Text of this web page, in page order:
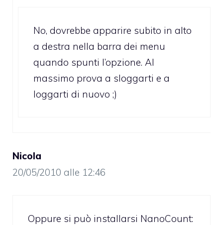
No, dovrebbe apparire subito in alto
a destra nella barra dei menu
quando spunti l’opzione. Al
massimo prova a sloggarti e a
loggarti di nuovo ;)
Nicola
20/05/2010 alle 12:46
Oppure si può installarsi NanoCount: